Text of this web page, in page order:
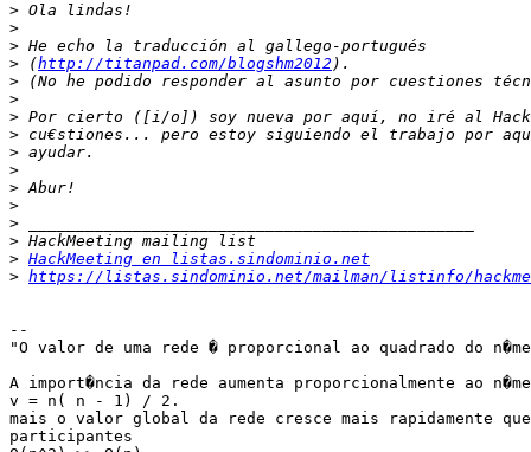
>
>
>
> (http://titanpad.com/blogshm2012
>
>
>
>
>
>
>
>
>
>
> HackMeeting en listas.sindominio.net
> https://listas.sindominio.net/mailman/listinfo/
--
"O valor de uma rede � proporcional ao quadrado do
A import�ncia da rede aumenta proporcionalmente ao
v = n( n - 1) / 2.
mais o valor global da rede cresce mais rapidamente que
participantes